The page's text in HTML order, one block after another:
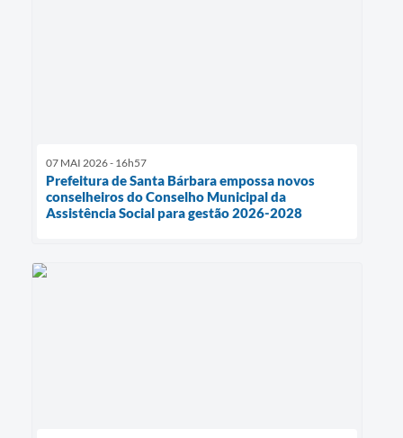
07 MAI 2026 - 16h57
Prefeitura de Santa Bárbara empossa novos
conselheiros do Conselho Municipal da
Assistência Social para gestão 2026-2028